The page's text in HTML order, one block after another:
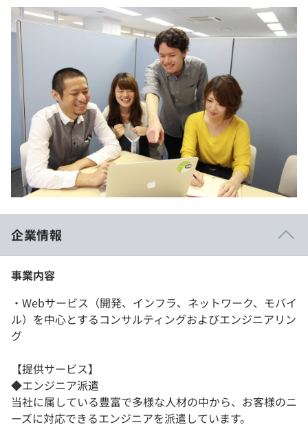
企業情報
事業内容
・Webサービス（開発、インフラ、ネットワーク、モバイ
ル）を中心とするコンサルティングおよびエンジニアリン
グ
【提供サービス】
◆エンジニア派遣
当社に属している豊富で多様な人材の中から、お客様のニ
ーズに対応できるエンジニアを派遣しています。